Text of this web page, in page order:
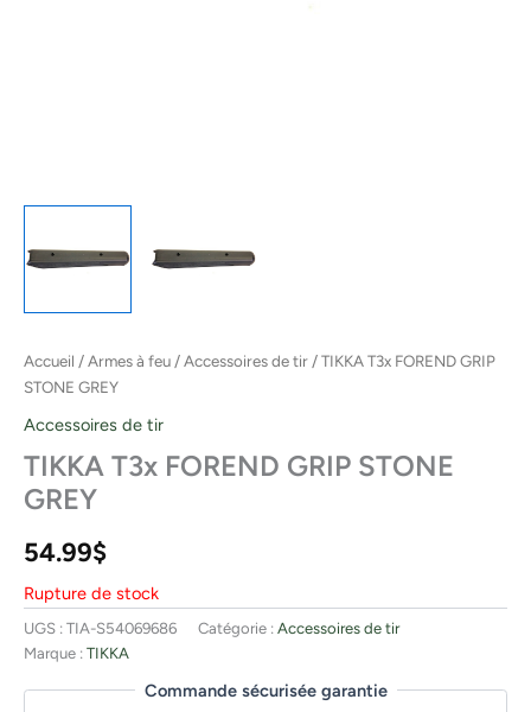
Accueil /Armes à feu/Accessoires de tir/ TIKKA T3x FOREND GRIP
STONE GREY
Accessoires de tir
TIKKA T3x FOREND GRIP STONE
GREY
54.99$
Rupture de stock
UGS : TIA-S54069686 Catégorie : Accessoires de tir
Marque : TIKKA
Commande sécurisée garantie